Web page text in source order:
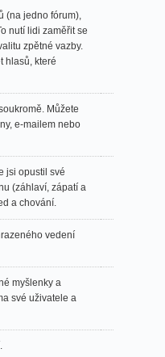
(na jedno fórum),
nutí lidi zaměřit se
zpětné vazby.
hlasů, které
Můžete
e-mailem nebo
jsi opustil své
(záhlaví, zápatí a
a chování.
vedení
myšlenky a
své uživatele a